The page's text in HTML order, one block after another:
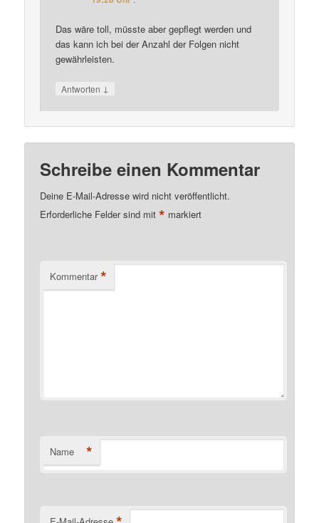
Das wäre toll, müsste aber gepflegt werden und
das kann ich bei der Anzahl der Folgen nicht
gewährleisten.
Antworten ↓
Schreibe einen Kommentar
Deine E-Mail-Adresse wird nicht veröffentlicht.
Erforderliche Felder sind mit* markiert
Kommentar *
Name *